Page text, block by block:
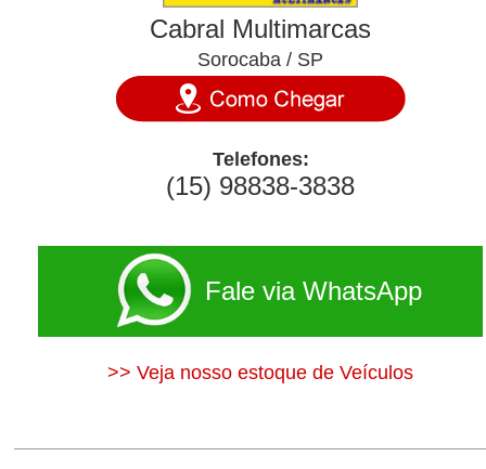
Cabral Multimarcas
Sorocaba / SP
Telefones:
(15) 98838-3838
Fale via WhatsApp
>> Veja nosso estoque de Veículos